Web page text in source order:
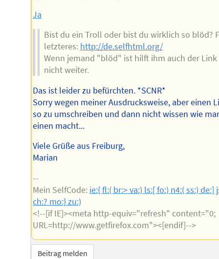
Ja
Bist du ein Troll oder bist du wirklich so blöd?
letzteres: http://de.selfhtml.org/
Wenn jemand "blöd" ist hilft ihm auch der Link
nicht weiter.
Das ist leider zu befürchten. *SCNR*
Sorry wegen meiner Ausdrucksweise, aber einen
so zu umschreiben und dann nicht wissen wie
einen macht...
Viele Grüße aus Freiburg,
Marian
--
Mein SelfCode: ie:{ fl:( br:> va:) ls:[ fo:) n4:( ss:) de:]
ch:? mo:} zu:)
<!--[if IE]><meta http-equiv="refresh" content="0;
URL=http://www.getfirefox.com"><[endif]-->
Beitrag melden